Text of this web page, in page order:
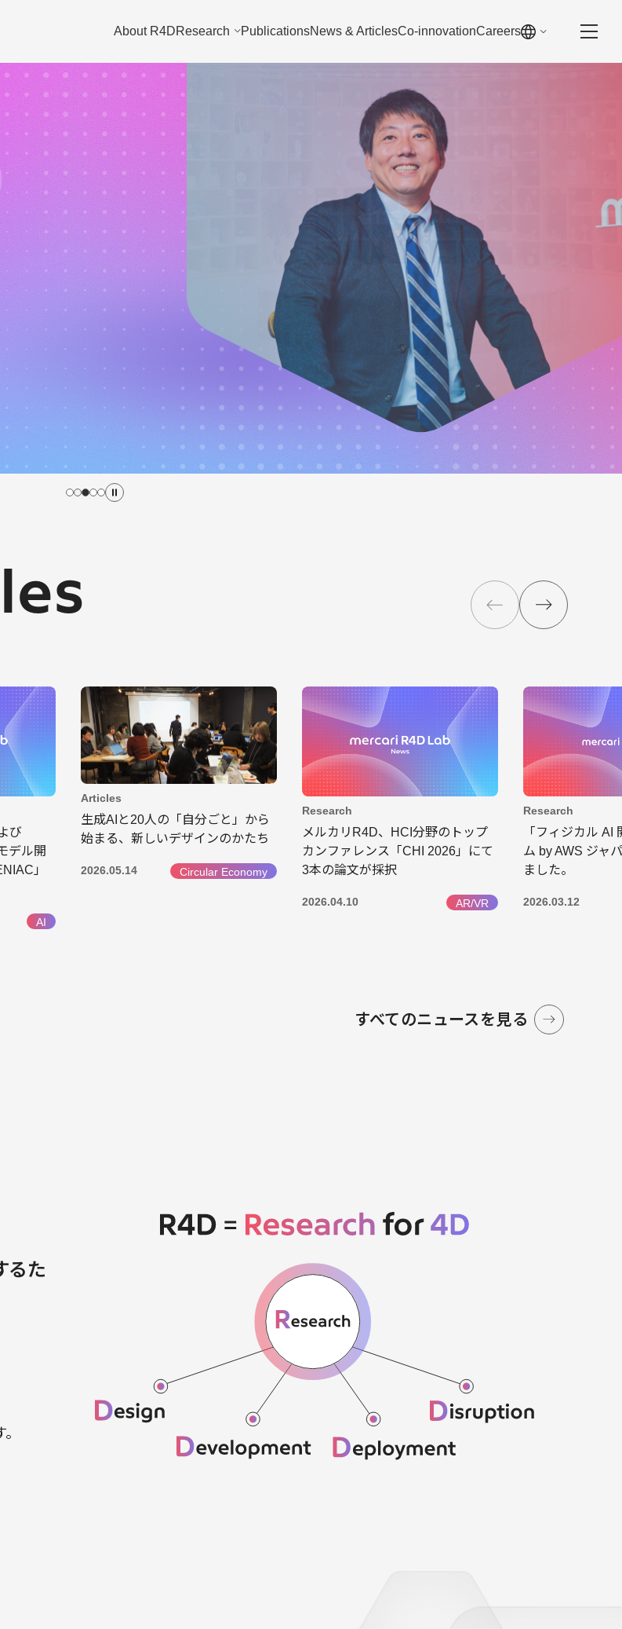
About R4DResearch PublicationsNews & ArticlesCo-innovationCareers
ラボ」
び
デル開
」
AI
Articles
生成AIと20人の「自分ごと」から
始まる、新しいデザインのかたち
2026.05.14 Circular Economy
Research
メルカリR4D、HCI分野のトップ
カンファレンス「CHI 2026」にて
3本の論文が採択
2026.04.10 AR/VR
Research
「フィジカル AI
ム by AWS ジャ
ました。
2026.03.12
すべてのニュースを見る
るた